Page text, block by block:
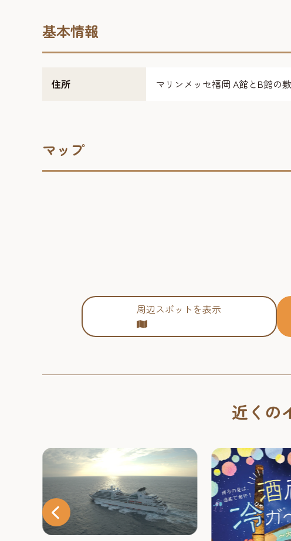
基本情報
住所 マリンメッセ福岡 A館とB館の
マップ
周辺スポットを表示
近くの